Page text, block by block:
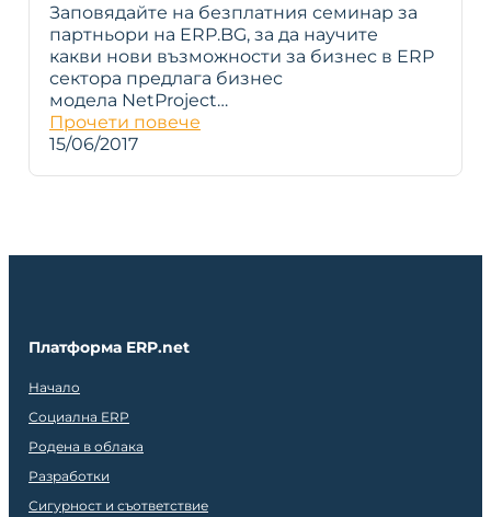
Заповядайте на безплатния семинар за
партньори на ERP.BG, за да научите
какви нови възможности за бизнес в ERP
сектора предлага бизнес
модела NetProject…
Прочети повече
15/06/2017
Платформа ERP.net
Начало
Социална ERP
Родена в облака
Разработки
Сигурност и съответствие